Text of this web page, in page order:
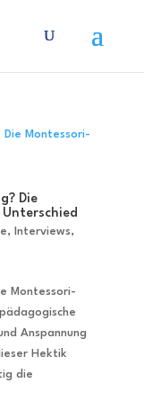
Die
, Interviews,
Montessori-
Anspannung
Hektik
die